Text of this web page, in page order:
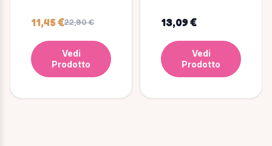
11,45 €22,90 €
Vedi
Prodotto
13,09 €
Vedi
Prodotto